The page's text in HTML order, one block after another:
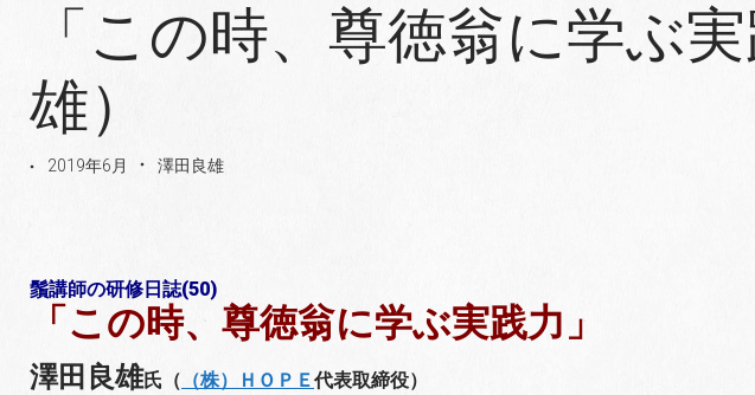
「この時、尊徳翁に学ぶ
雄）
2019年6月 澤田良雄
鬚講師の研修日誌(50)
「この時、尊徳翁に学ぶ実践力」
澤田良雄氏（ （株）ＨＯＰＥ代表取締役）